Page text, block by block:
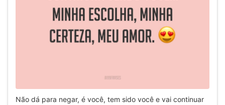
Não dá para negar, é você, tem sido você e vai continuar